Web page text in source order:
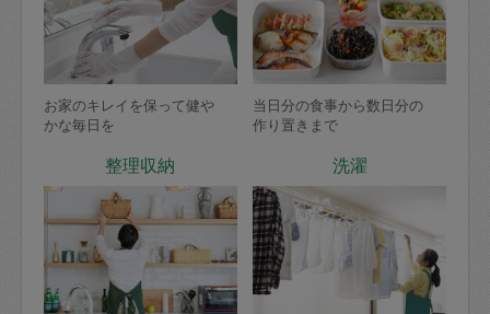
お家のキレイを保って健や
かな毎日を
当日分の食事から数日分の
作り置きまで
整理収納 洗濯